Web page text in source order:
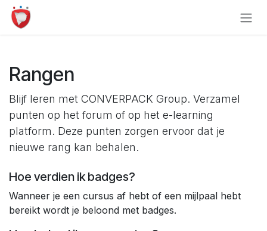
Overslaan naar inhoud
Rangen
Blijf leren met CONVERPACK Group. Verzamel
punten op het forum of op het e-learning
platform. Deze punten zorgen ervoor dat je
nieuwe rang kan behalen.
Hoe verdien ik badges?
Wanneer je een cursus af hebt of een mijlpaal hebt
bereikt wordt je beloond met badges.